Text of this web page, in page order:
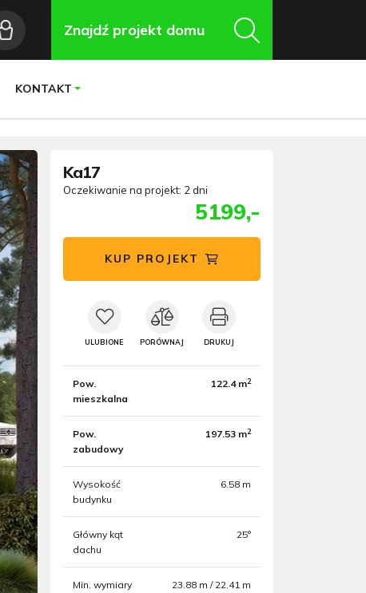
KONTAKT
Znajdź projekt domu
Ka17
Oczekiwanie na projekt: 2 dni
5199,-
KUP PROJEKT
ULUBIONE PORÓWNAJ DRUKUJ
Pow.
mieszkalna
122.4 m2
Pow.
zabudowy
197.53 m2
Wysokość
budynku
6.58 m
Główny kąt
dachu
25°
Min. wymiary
23.88 m / 22.41 m